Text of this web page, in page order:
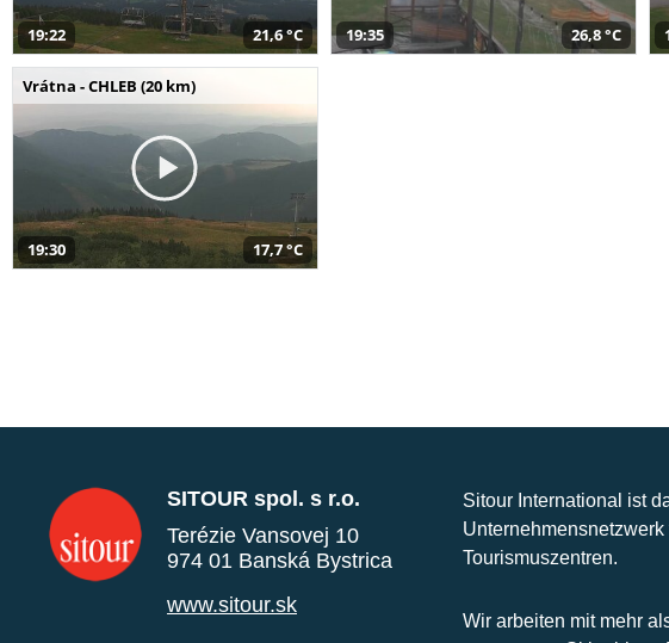
19:22 21,6 °C 19:35 26,8 °C
Vrátna - CHLEB (20 km)
19:30 17,7 °C
SITOUR spol. s r.o.
Terézie Vansovej 10
974 01 Banská Bystrica
www.sitour.sk
Sitour International ist
Tourismuszentren.
Wir arbeiten mit mehr